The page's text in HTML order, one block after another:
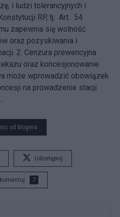
i ludzi tolerancyjnych i
RP, tj: Art. 54.
zapewnia się wolność
oraz pozyskiwania i
2. Cenzura prewencyjna
oraz koncesjonowanie
może wprowadzić obowiązek
na prowadzenie stacji
od blogera
Udostępnij
7